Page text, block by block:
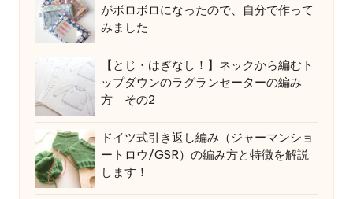
がボロボロになったので、自分で作って
みました
【とじ・はぎなし！】ネックから編むト
ップダウンのラグランセーターの編み
方 その2
ドイツ式引き返し編み（ジャーマンショ
ートロウ/GSR）の編み方と特徴を解説
します！